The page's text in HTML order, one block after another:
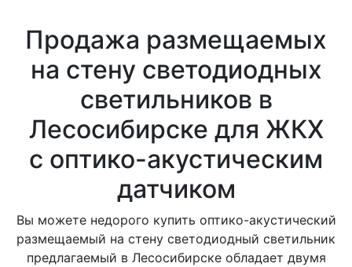
Продажа размещаемых
на стену светодиодных
светильников в
Лесосибирске для ЖКХ
с оптико-акустическим
датчиком
Вы можете недорого купить оптико-акустический
размещаемый на стену светодиодный светильник
предлагаемый в Лесосибирске обладает двумя